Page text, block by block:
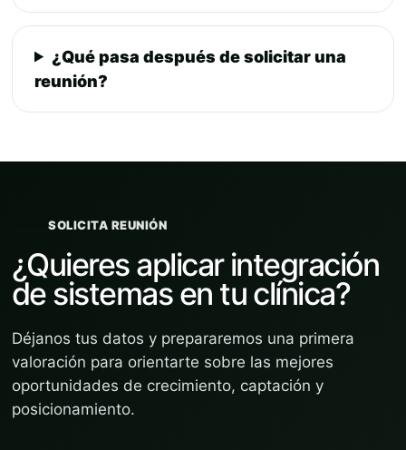
¿Qué pasa después de solicitar una
reunión?
SOLICITA REUNIÓN
¿Quieres aplicar integración
de sistemas en tu clínica?
Déjanos tus datos y prepararemos una primera
valoración para orientarte sobre las mejores
oportunidades de crecimiento, captación y
posicionamiento.